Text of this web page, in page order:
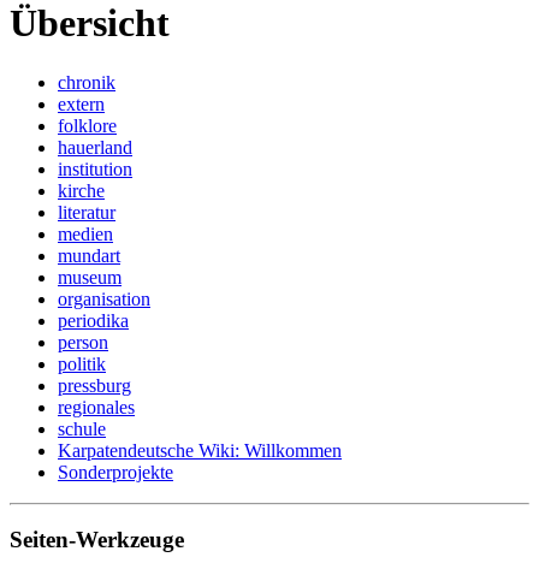
Übersicht
chronik
extern
folklore
hauerland
institution
kirche
literatur
medien
mundart
museum
organisation
periodika
person
politik
pressburg
regionales
schule
Karpatendeutsche Wiki: Willkommen
Sonderprojekte
Seiten-Werkzeuge